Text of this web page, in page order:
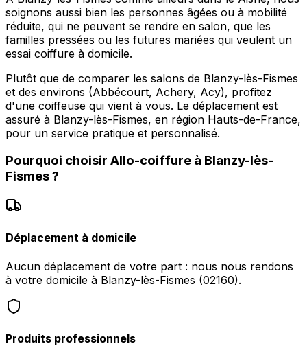
soignons aussi bien les personnes âgées ou à mobilité
réduite, qui ne peuvent se rendre en salon, que les
familles pressées ou les futures mariées qui veulent un
essai coiffure à domicile.
Plutôt que de comparer les salons de Blanzy-lès-Fismes
et des environs (Abbécourt, Achery, Acy), profitez
d'une coiffeuse qui vient à vous. Le déplacement est
assuré à Blanzy-lès-Fismes, en région Hauts-de-France,
pour un service pratique et personnalisé.
Pourquoi choisir Allo-coiffure à Blanzy-lès-
Fismes?
Déplacement à domicile
Aucun déplacement de votre part : nous nous rendons
à votre domicile à Blanzy-lès-Fismes (02160).
Produits professionnels